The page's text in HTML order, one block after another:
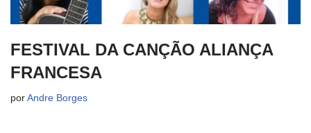
FESTIVAL DA CANÇÃO ALIANÇA
FRANCESA
por Andre Borges